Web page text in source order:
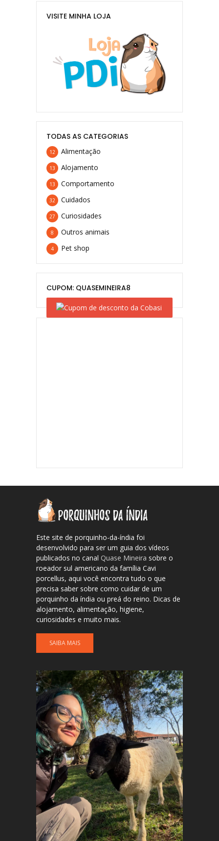
VISITE MINHA LOJA
TODAS AS CATEGORIAS
Alimentação
12
Alojamento
13
Comportamento
13
Cuidados
32
Curiosidades
27
Outros animais
8
Pet shop
4
CUPOM: QUASEMINEIRA8
Este site de porquinho-da-índia foi
desenvolvido para ser um guia dos vídeos
publicados no canal Quase Mineira sobre o
roeador sul americano da família Cavi
porcellus, aqui você encontra tudo o que
precisa saber sobre como cuidar de um
porquinho da índia ou preá do reino. Dicas de
alojamento, alimentação, higiene,
curiosidades e muito mais.
SAIBA MAIS